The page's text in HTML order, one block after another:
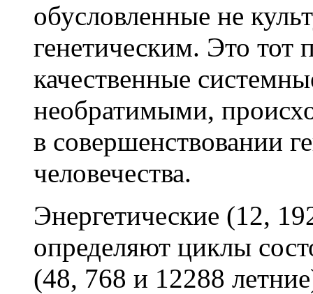
обусловленные не
генетическим. Это тот
качественные
необратимыми,
в совершенствовании
человечества.
Энергетические (12,
определяют циклы
(48, 768 и 12288